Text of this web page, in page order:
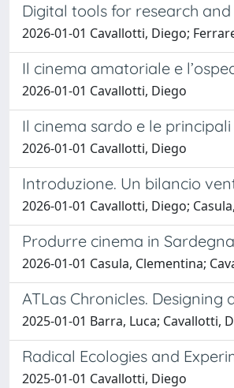
Digital tools for research
2026-01-01 Cavallotti, Diego;
Il cinema amatoriale e
2026-01-01 Cavallotti, Diego
Il cinema sardo e le
2026-01-01 Cavallotti, Diego
Introduzione. Un bilancio
2026-01-01 Cavallotti, Diego;
Produrre cinema in
2026-01-01 Casula, Clementina;
ATLas Chronicles.
2025-01-01 Barra, Luca; Cavallotti,
Radical Ecologies and
2025-01-01 Cavallotti, Diego